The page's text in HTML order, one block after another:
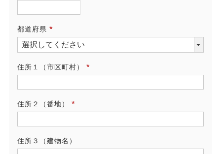
都道府県
(必
須)
住所１（市区町村）
須)
住所２（番地）
須)
住所３（建物名）